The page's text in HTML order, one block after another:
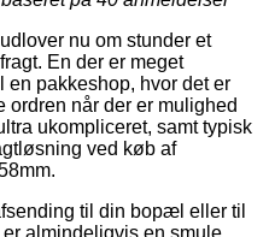
nu om stunder et
En der er meget
en pakkeshop, hvor det er
ordren når der er mulighed
ukompliceret, samt typisk
ved køb af
til din bopæl eller til
almindeligvis en smule